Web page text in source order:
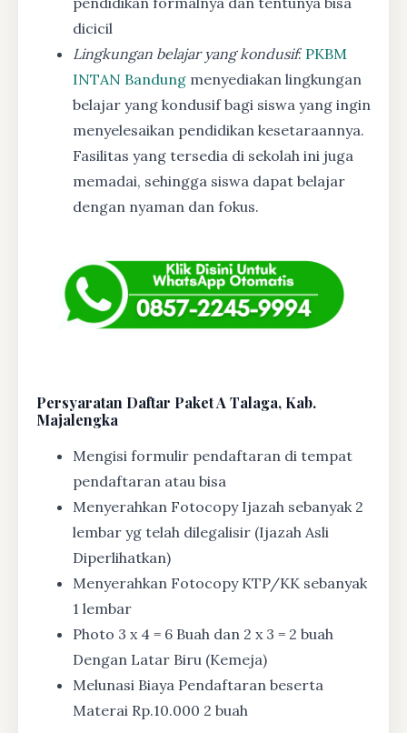
dicicil
Lingkungan belajar yang kondusif: PKBM
INTAN Bandung menyediakan lingkungan
belajar yang kondusif bagi siswa yang ingin
menyelesaikan pendidikan kesetaraannya.
Fasilitas yang tersedia di sekolah ini juga
memadai, sehingga siswa dapat belajar
dengan nyaman dan fokus.
Persyaratan Daftar Paket A Talaga, Kab.
Majalengka
Mengisi formulir pendaftaran di tempat
pendaftaran atau bisa
Menyerahkan Fotocopy Ijazah sebanyak 2
lembar yg telah dilegalisir (Ijazah Asli
Diperlihatkan)
Menyerahkan Fotocopy KTP/KK sebanyak
1 lembar
Photo 3 x 4 = 6 Buah dan 2 x 3 = 2 buah
Dengan Latar Biru (Kemeja)
Melunasi Biaya Pendaftaran beserta
Materai Rp.10.000 2 buah